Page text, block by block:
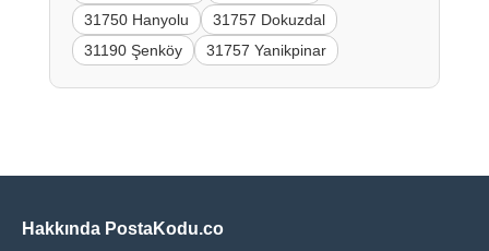
31750 Hanyolu
31757 Dokuzdal
31190 Şenköy
31757 Yanikpinar
Hakkında PostaKodu.co